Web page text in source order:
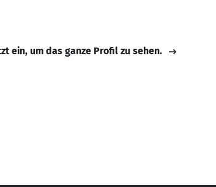
ein, um das ganze Profil zu sehen.